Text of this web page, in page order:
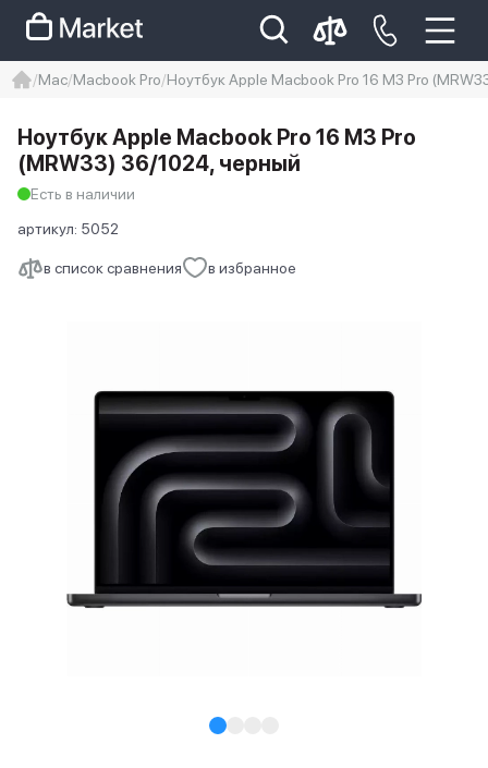
Iphone 14 pro max
айфон 14
Mac Macbook Pro Ноутбук Apple Macbook Pro 16 M3 Pro
в список сравнения в избранное
Ноутбук Apple Macbook Pro 16 M3 Pro
(MRW33) 36/1024, черный
Есть в наличии
артикул: 5052